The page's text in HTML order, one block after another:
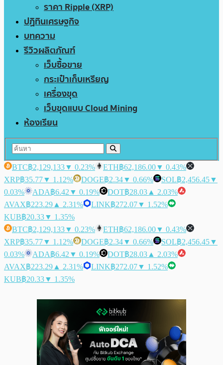
ราคา Ripple (XRP)
ปฏิทินเศรษฐกิจ
บทความ
รีวิวผลิตภัณฑ์
เว็บซื้อขาย
กระเป๋าเก็บเหรียญ
เครื่องขุด
เว็บขุดแบบ Cloud Mining
ห้องเรียน
BTC฿2,129,133▼ 0.23% ETH฿62,186.00▼ 0.43%
XRP฿35.77▼ 1.12% DOGE฿2.34▼ 0.66% SOL฿2,456.45▼
0.03%
ADA฿6.42 ▼ 0.19% DOT฿28.03 ▲ 2.03%
AVAX฿223.29 ▲ 2.31% LINK฿272.07▼ 1.52%
KUB฿20.33▼ 1.35%
BTC฿2,129,133▼ 0.23% ETH฿62,186.00▼ 0.43%
XRP฿35.77▼ 1.12% DOGE฿2.34▼ 0.66% SOL฿2,456.45▼
0.03%
ADA฿6.42 ▼ 0.19% DOT฿28.03 ▲ 2.03%
AVAX฿223.29 ▲ 2.31% LINK฿272.07▼ 1.52%
KUB฿20.33▼ 1.35%